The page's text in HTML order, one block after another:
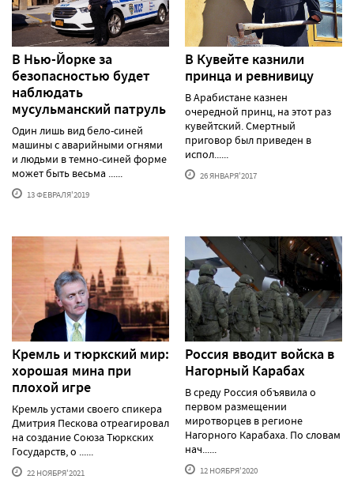
В Нью-Йорке за
безопасностью будет
наблюдать
мусульманский патруль
Один лишь вид бело-синей
машины с аварийными огнями
и людьми в темно-синей форме
может быть весьма ......
13 ФЕВРАЛЯ'2019
В Кувейте казнили
принца и ревнивицу
В Арабистане казнен
очередной принц, на этот раз
кувейтский. Смертный
приговор был приведен в
испол......
26 ЯНВАРЯ'2017
Кремль и тюркский мир:
хорошая мина при
плохой игре
Кремль устами своего спикера
Дмитрия Пескова отреагировал
на создание Союза Тюркских
Государств, о ......
22 НОЯБРЯ'2021
Россия вводит войска в
Нагорный Карабах
В среду Россия объявила о
первом размещении
миротворцев в регионе
Нагорного Карабаха. По словам
нач......
12 НОЯБРЯ'2020